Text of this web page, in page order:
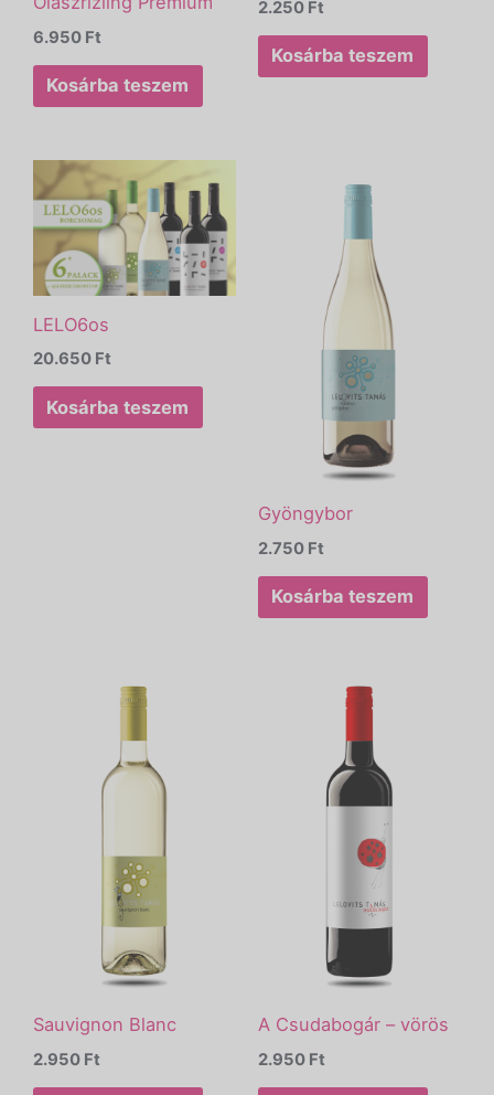
6.950 Ft
Kosárba teszem
2.250 Ft
Kosárba teszem
LELO6os
20.650 Ft
Kosárba teszem
Gyöngybor
2.750 Ft
Kosárba teszem
Sauvignon Blanc
2.950 Ft
A Csudabogár – vörös
2.950 Ft